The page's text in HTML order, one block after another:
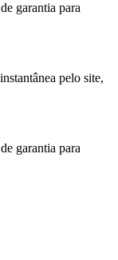
garantia para
pelo site,
garantia para